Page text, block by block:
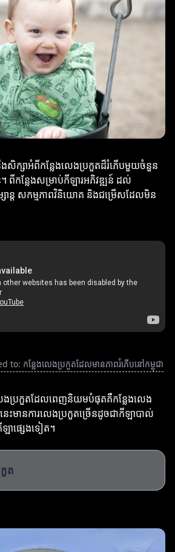
ងសិក្សាអំពីកន្លែងលេងប្រកួតដ៏រំភើបមួយចំនួន
។ ពីកន្លែងសម្រាប់កីឡារអភិវឌ្ឍន៍ ដល់
សាន្ត សកម្មភាពវិនិយោគ និងជម្រើសដែលមិន
កន្លែងលេងប្រកួតដែលមានភាពរំភើបនៅកម្ពុជា
ប្រកួតដែលពេញនិយមបំផុតគឺកន្លែងលេង
េះមានការលេងប្រកួតច្រើនដូចជាកីឡាបាល់
ាផ្សេងទៀត។
កួត